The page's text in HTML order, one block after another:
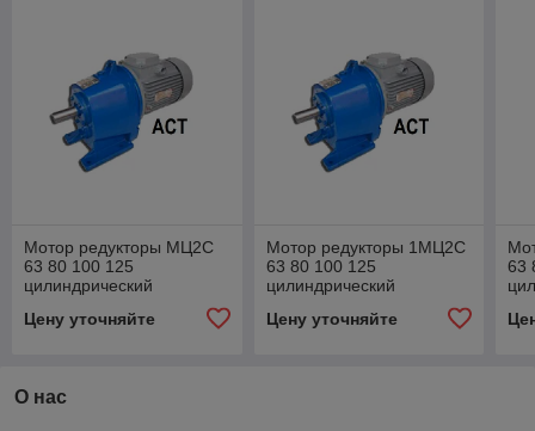
Мотор редукторы МЦ2С
63 80 100 125
цилиндрический
Цену уточняйте
Мотор редукторы 1МЦ2С
63 80 100 125
цилиндрический
Цену уточняйте
63
О нас